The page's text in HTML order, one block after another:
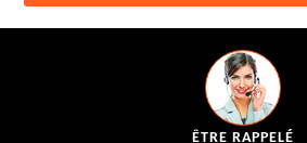
ÊTRE RAPPELÉ